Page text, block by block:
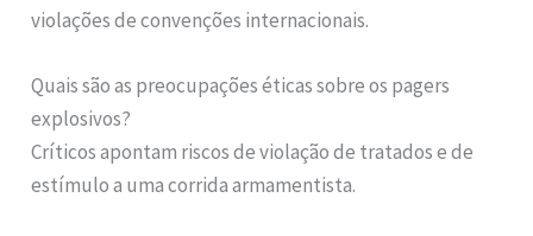
violações de convenções internacionais.
Quais são as preocupações éticas sobre os pagers
explosivos?
Críticos apontam riscos de violação de tratados e de
estímulo a uma corrida armamentista.